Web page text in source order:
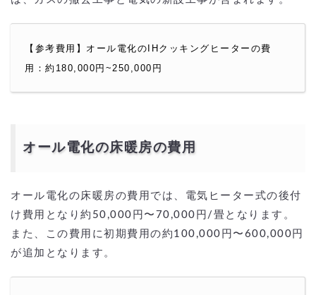
【参考費用】オール電化のIHクッキングヒーターの費
用：約180,000円~250,000円
オール電化の床暖房の費用
オール電化の床暖房の費用では、電気ヒーター式の後付
け費用となり約50,000円〜70,000円/畳となります。
また、この費用に初期費用の約100,000円〜600,000円
が追加となります。